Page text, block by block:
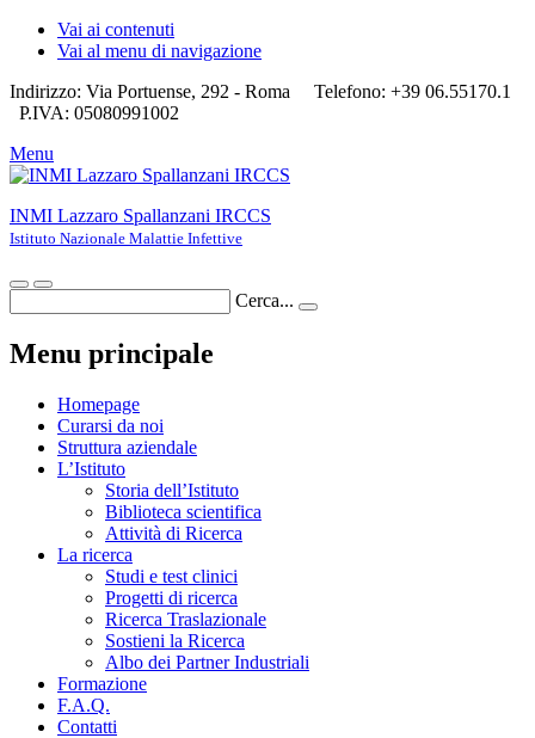
Vai ai contenuti
Vai al menu di navigazione
Indirizzo: Via Portuense, 292 - Roma Telefono: +39 06.55170.1
P.IVA: 05080991002
Menu
INMI Lazzaro Spallanzani IRCCS
Istituto Nazionale Malattie Infettive
Cerca...
Menu principale
Homepage
Curarsi da noi
Struttura aziendale
L’Istituto
Storia dell’Istituto
Biblioteca scientifica
Attività di Ricerca
La ricerca
Studi e test clinici
Progetti di ricerca
Ricerca Traslazionale
Sostieni la Ricerca
Albo dei Partner Industriali
Formazione
F.A.Q.
Contatti